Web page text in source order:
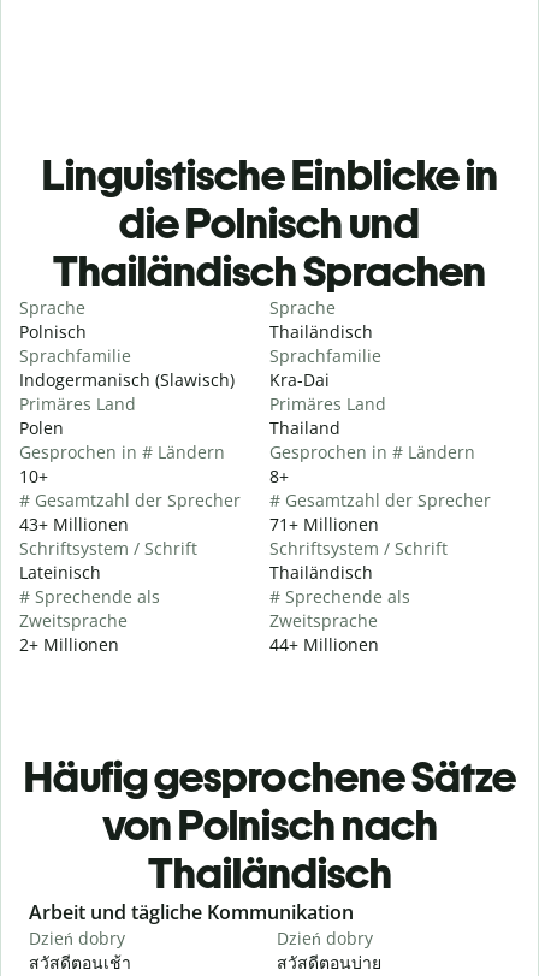
Linguistische Einblicke in
die Polnisch und
Thailändisch Sprachen
Sprache
Polnisch
Sprachfamilie
Indogermanisch (Slawisch)
Primäres Land
Polen
Gesprochen in # Ländern
10+
# Gesamtzahl der Sprecher
43+ Millionen
Schriftsystem / Schrift
Lateinisch
# Sprechende als
Zweitsprache
2+ Millionen
Sprache
Thailändisch
Sprachfamilie
Kra-Dai
Primäres Land
Thailand
Gesprochen in # Ländern
8+
# Gesamtzahl der Sprecher
71+ Millionen
Schriftsystem / Schrift
Thailändisch
# Sprechende als
Zweitsprache
44+ Millionen
Häufig gesprochene Sätze
von Polnisch nach
Thailändisch
Slide 1 of 6
Arbeit und tägliche Kommunikation
Dzień dobry
สวัสดีตอนเช้า
Dzień dobry
สวัสดีตอนบ่าย